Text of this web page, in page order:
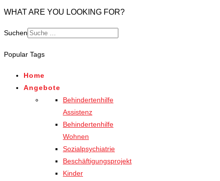
WHAT ARE YOU LOOKING FOR?
Suchen
Popular Tags
Home
Angebote
Behindertenhilfe
Assistenz
Behindertenhilfe
Wohnen
Sozialpsychiatrie
Beschäftigungsprojekt
Kinder